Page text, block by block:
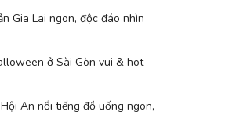
Gia Lai ngon, độc đáo nhìn
ở Sài Gòn vui & hot
An nổi tiếng đồ uống ngon,